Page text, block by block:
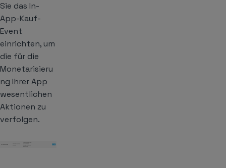
Sie das In-
App-Kauf-
Event
einrichten, um
die für die
Monetarisieru
ng Ihrer App
wesentlichen
Aktionen zu
verfolgen.